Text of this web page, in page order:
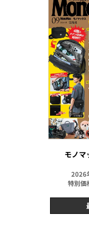
モノマ
2026
特別価